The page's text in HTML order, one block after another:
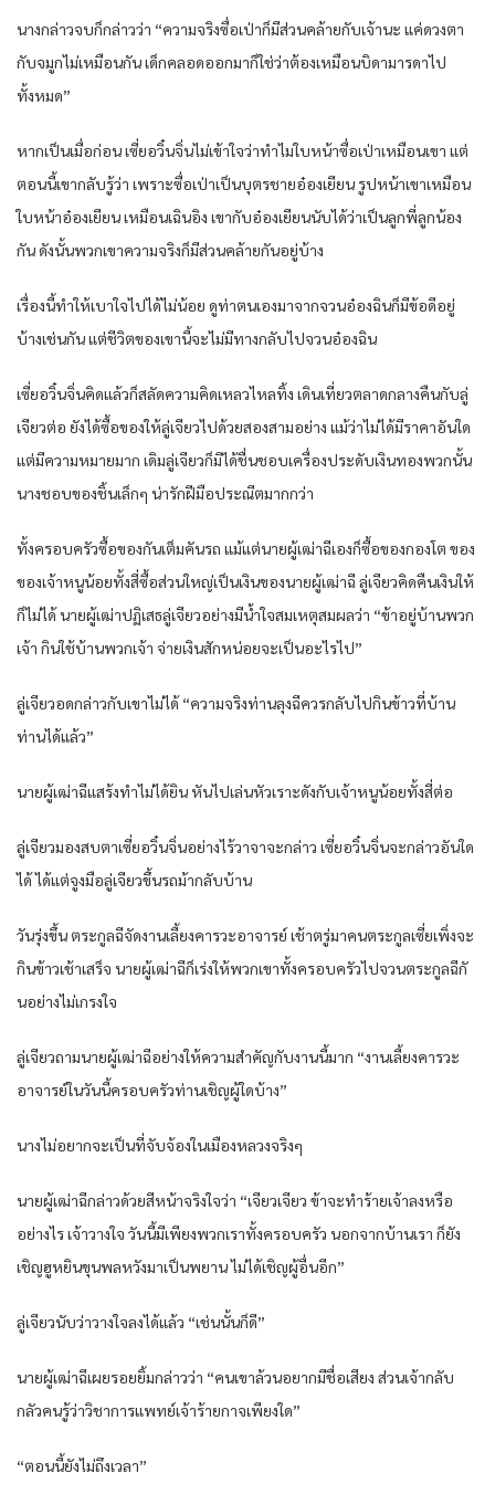
นางกล่าวจบก็กล่าวว่า “ความจริงซื่อเป่าก็มีส่วนคล้ายกับเจ้านะ แค่ดวงตา
กับจมูกไม่เหมือนกัน เด็กคลอดออกมาก็ใช่ว่าต้องเหมือนบิดามารดาไป
ทั้งหมด”
หากเป็นเมื่อก่อน เซี่ยอวิ๋นจิ่นไม่เข้าใจว่าทำไมใบหน้าซื่อเป่าเหมือนเขา แต่
ตอนนี้เขากลับรู้ว่า เพราะซื่อเป่าเป็นบุตรชายอ๋องเยียน รูปหน้าเขาเหมือน
ใบหน้าอ๋องเยียน เหมือนเฉินอิง เขากับอ๋องเยียนนับได้ว่าเป็นลูกพี่ลูกน้อง
กัน ดังนั้นพวกเขาความจริงก็มีส่วนคล้ายกันอยู่บ้าง
เรื่องนี้ทำให้เบาใจไปได้ไม่น้อย ดูท่าตนเองมาจากจวนอ๋องฉินก็มีข้อดีอยู่
บ้างเช่นกัน แต่ชีวิตของเขานี้จะไม่มีทางกลับไปจวนอ๋องฉิน
เซี่ยอวิ๋นจิ่นคิดแล้วก็สลัดความคิดเหลวไหลทิ้ง เดินเที่ยวตลาดกลางคืนกับลู่
เจียวต่อ ยังได้ซื้อของให้ลู่เจียวไปด้วยสองสามอย่าง แม้ว่าไม่ได้มีราคาอันใด
แต่มีความหมายมาก เดิมลู่เจียวก็มิได้ชื่นชอบเครื่องประดับเงินทองพวกนั้น
นางชอบของชิ้นเล็กๆ น่ารักฝีมือประณีตมากกว่า
ทั้งครอบครัวซื้อของกันเต็มคันรถ แม้แต่นายผู้เฒ่าฉีเองก็ซื้อของกองโต ของ
ของเจ้าหนูน้อยทั้งสี่ซื้อส่วนใหญ่เป็นเงินของนายผู้เฒ่าฉี ลู่เจียวคิดคืนเงินให้
ก็ไม่ได้ นายผู้เฒ่าปฏิเสธลู่เจียวอย่างมีน้ำใจสมเหตุสมผลว่า “ข้าอยู่บ้านพวก
เจ้า กินใช้บ้านพวกเจ้า จ่ายเงินสักหน่อยจะเป็นอะไรไป”
ลู่เจียวอดกล่าวกับเขาไม่ได้ “ความจริงท่านลุงฉีควรกลับไปกินข้าวที่บ้าน
ท่านได้แล้ว”
นายผู้เฒ่าฉีแสร้งทำไม่ได้ยิน หันไปเล่นหัวเราะดังกับเจ้าหนูน้อยทั้งสี่ต่อ
ลู่เจียวมองสบตาเซี่ยอวิ๋นจิ่นอย่างไร้วาจาจะกล่าว เซี่ยอวิ๋นจิ่นจะกล่าวอันใด
ได้ ได้แต่จูงมือลู่เจียวขึ้นรถม้ากลับบ้าน
วันรุ่งขึ้น ตระกูลฉีจัดงานเลี้ยงคารวะอาจารย์ เช้าตรู่มาคนตระกูลเซี่ยเพิ่งจะ
กินข้าวเช้าเสร็จ นายผู้เฒ่าฉีก็เร่งให้พวกเขาทั้งครอบครัวไปจวนตระกูลฉีกั
นอย่างไม่เกรงใจ
ลู่เจียวถามนายผู้เฒ่าฉีอย่างให้ความสำคัญกับงานนี้มาก “งานเลี้ยงคารวะ
อาจารย์ในวันนี้ครอบครัวท่านเชิญผู้ใดบ้าง”
นางไม่อยากจะเป็นที่จับจ้องในเมืองหลวงจริงๆ
นายผู้เฒ่าฉีกล่าวด้วยสีหน้าจริงใจว่า “เจียวเจียว ข้าจะทำร้ายเจ้าลงหรือ
อย่างไร เจ้าวางใจ วันนี้มีเพียงพวกเราทั้งครอบครัว นอกจากบ้านเรา ก็ยัง
เชิญฮูหยินขุนพลหวังมาเป็นพยาน ไม่ได้เชิญผู้อื่นอีก”
ลู่เจียวนับว่าวางใจลงได้แล้ว “เช่นนั้นก็ดี”
นายผู้เฒ่าฉีเผยรอยยิ้มกล่าวว่า “คนเขาล้วนอยากมีชื่อเสียง ส่วนเจ้ากลับ
กลัวคนรู้ว่าวิชาการแพทย์เจ้าร้ายกาจเพียงใด”
“ตอนนี้ยังไม่ถึงเวลา”